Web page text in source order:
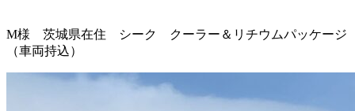
M様 茨城県在住 シーク クーラー＆リチウムパッケージ
（車両持込）